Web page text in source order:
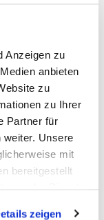
Anzeigen zu
anbieten
zu
zu Ihrer
Partner für
weiter. Unsere
mit
bereitgestellt
zeigen
um 10:21
ich bei Frau
u.liebe Grüße